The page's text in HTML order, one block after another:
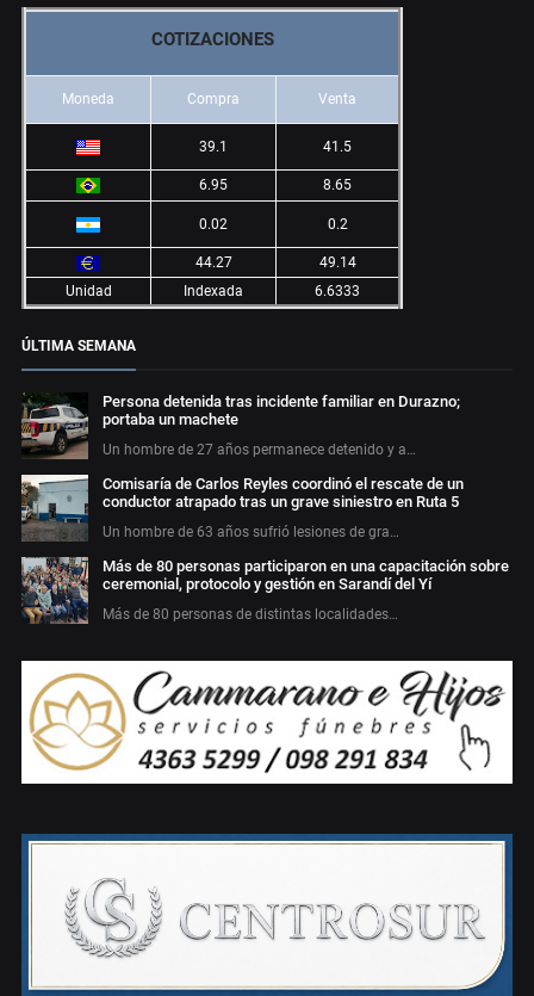
COTIZACIONES
Moneda Compra Venta
39.1 41.5
6.95 8.65
0.02 0.2
44.27
49.14
Unidad
Indexada 6.6333
ÚLTIMA SEMANA
Persona detenida tras incidente familiar en Durazno;
portaba un machete
Un hombre de 27 años permanece detenido y a…
Comisaría de Carlos Reyles coordinó el rescate de un
conductor atrapado tras un grave siniestro en Ruta 5
Un hombre de 63 años sufrió lesiones de gra…
Más de 80 personas participaron en una capacitación sobre
ceremonial, protocolo y gestión en Sarandí del Yí
Más de 80 personas de distintas localidades…